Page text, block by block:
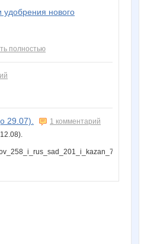
нового
полностью
29.07).
1 комментарий